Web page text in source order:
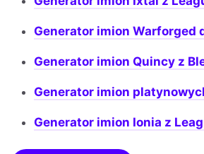
Generator imion Warforged
Generator imion Quincy z
Generator imion
Generator imion Ionia z